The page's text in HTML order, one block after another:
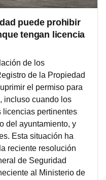
puede prohibir
tengan licencia
de los
de la Propiedad
el permiso para
incluso cuando los
licencias pertinentes
del ayuntamiento, y
Esta situación ha
reciente resolución
de Seguridad
al Ministerio de